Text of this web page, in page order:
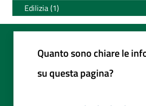
Edilizia (1)
Quanto sono chiare le
su questa pagina?